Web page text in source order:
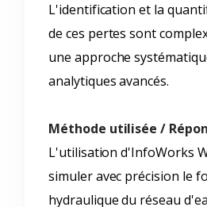
L'identification et la
de ces pertes sont
une approche
analytiques avancés.
Méthode utilisée /
L'utilisation d'InfoWorks
simuler avec précision le
hydraulique du réseau